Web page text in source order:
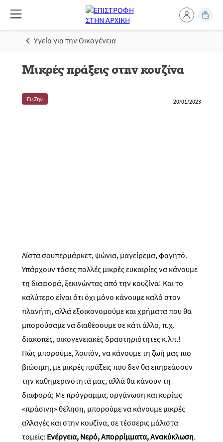
Υγεία για την Οικογένεια
Μικρές πράξεις στην κουζίνα
Ευ Ζην 20/01/2023
Λίστα σουπερμάρκετ, ψώνια, μαγείρεμα, φαγητό.
Υπάρχουν τόσες πολλές μικρές ευκαιρίες να κάνουμε
τη διαφορά, ξεκινώντας από την κουζίνα! Και το
καλύτερο είναι ότι όχι μόνο κάνουμε καλό στον
πλανήτη, αλλά εξοικονομούμε και χρήματα που θα
μπορούσαμε να διαθέσουμε σε κάτι άλλο, π.χ.
διακοπές, οικογενειακές δραστηριότητες κ.λπ.!
Πώς μπορούμε, λοιπόν, να κάνουμε τη ζωή μας πιο
βιώσιμη, με μικρές πράξεις που δεν θα επηρεάσουν
την καθημερινότητά μας, αλλά θα κάνουν τη
διαφορά; Με πρόγραμμα, οργάνωση και κυρίως
«πράσινη» θέληση, μπορούμε να κάνουμε μικρές
αλλαγές και στην κουζίνα, σε τέσσερις μάλιστα
τομείς: Ενέργεια, Νερό, Απορρίμματα, Ανακύκλωση.